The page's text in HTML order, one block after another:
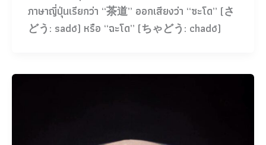
ภาษาญี่ปุ่นเรียกว่า “茶道” ออกเสียงว่า “ซะโด” (さ
どう: sadō) หรือ “ฉะโด” (ちゃどう: chadō)